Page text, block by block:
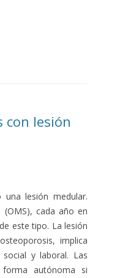
con lesión
lesión medular.
(OMS), cada año en
este tipo. La lesión
implica
y laboral. Las
autónoma si